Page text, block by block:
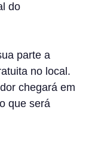
do
parte a
no local.
chegará em
que será